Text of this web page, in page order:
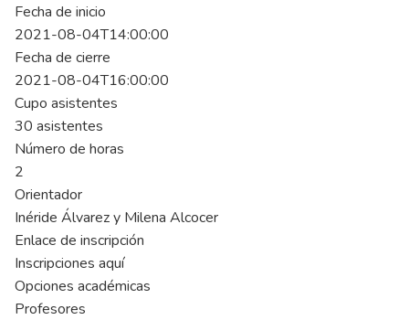
Fecha de inicio
2021-08-04T14:00:00
Fecha de cierre
2021-08-04T16:00:00
Cupo asistentes
30 asistentes
Número de horas
2
Orientador
Inéride Álvarez y Milena Alcocer
Enlace de inscripción
Inscripciones aquí
Opciones académicas
Profesores